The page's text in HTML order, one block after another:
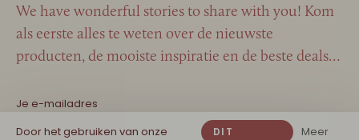
We have wonderful stories to share with you! Kom
als eerste alles te weten over de nieuwste
producten, de mooiste inspiratie en de beste deals…
Door het gebruiken van onze DIT Meer